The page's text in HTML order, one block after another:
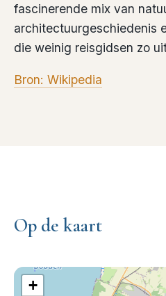
fascinerende mix van
architectuurgeschiedenis
die weinig reisgidsen zo
Bron: Wikipedia
Op de kaart
+